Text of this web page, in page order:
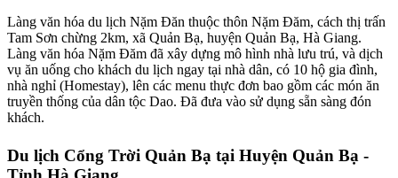
Làng văn hóa du lịch Nặm Đăn thuộc thôn Nặm Đăm, cách thị trấn
Tam Sơn chừng 2km, xã Quản Bạ, huyện Quản Bạ, Hà Giang.
Làng văn hóa Nặm Đăm đã xây dựng mô hình nhà lưu trú, và dịch
vụ ăn uống cho khách du lịch ngay tại nhà dân, có 10 hộ gia đình,
nhà nghỉ (Homestay), lên các menu thực đơn bao gồm các món ăn
truyền thống của dân tộc Dao. Đã đưa vào sử dụng sẵn sàng đón
khách.
Du lịch Cổng Trời Quản Bạ tại Huyện Quản Bạ -